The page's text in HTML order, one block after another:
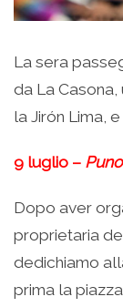
La sera
da La
la Jirón Lima,
9 luglio – Puno
Dopo aver
proprietaria
dedichiamo
prima la